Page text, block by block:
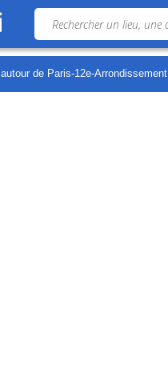
Plus de points d'intérêt autour de Paris-12e-Arrondissement